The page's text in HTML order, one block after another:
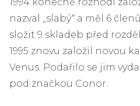
nazval „slabý“ a měl 6
složit 9 skladeb před
1995 znovu založil novou
Venus. Podařilo se jim
pod značkou Conor.